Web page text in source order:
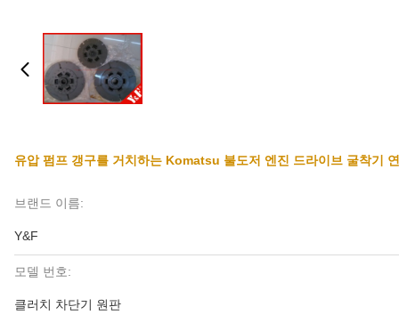
유압 펌프 갱구를 거치하는 Komatsu 불도저 엔진 드라이브 굴착기
브랜드 이름:
Y&F
모델 번호:
클러치 차단기 원판